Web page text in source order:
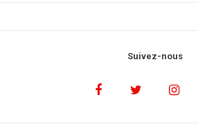
Suivez-nous